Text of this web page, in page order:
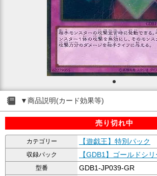
▼商品説明(カード効果等)
売り切れ中
カテゴリー 【遊戯王】特別パック
収録パック 【GDB1】ゴールドシ
型番 GDB1-JP039-GR